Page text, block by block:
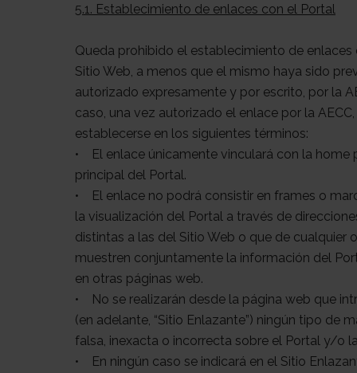
5.1. Establecimiento de enlaces con el Portal
Queda prohibido el establecimiento de enlaces
Sitio Web, a menos que el mismo haya sido
autorizado expresamente y por escrito, por la
caso, una vez autorizado el enlace por la
establecerse en los siguientes términos:
• El enlace únicamente vinculará con la home
principal del Portal.
• El enlace no podrá consistir en frames o
la visualización del Portal a través de
distintas a las del Sitio Web o que de cualquier
muestren conjuntamente la información del
en otras páginas web.
• No se realizarán desde la página web que
(en adelante, “Sitio Enlazante”) ningún tipo de
falsa, inexacta o incorrecta sobre el Portal y/o
• En ningún caso se indicará en el Sitio